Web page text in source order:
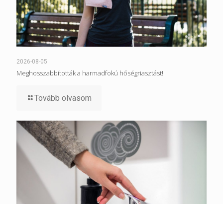
2026-08-05
Meghosszabbították a harmadfokú hőségriasztást!
Tovább olvasom